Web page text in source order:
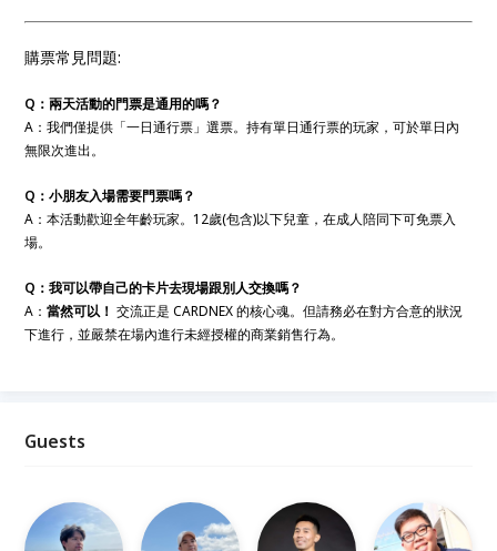
購票常見問題:
Q：兩天活動的門票是通用的嗎？
A：我們僅提供「一日通行票」選票。持有單日通行票的玩家，可於單日內
無限次進出。
Q：小朋友入場需要門票嗎？
A：本活動歡迎全年齡玩家。12歲(包含)以下兒童，在成人陪同下可免票入
場。
Q：我可以帶自己的卡片去現場跟別人交換嗎？
A：當然可以！ 交流正是 CARDNEX 的核心魂。但請務必在對方合意的狀況
下進行，並嚴禁在場內進行未經授權的商業銷售行為。
Guests